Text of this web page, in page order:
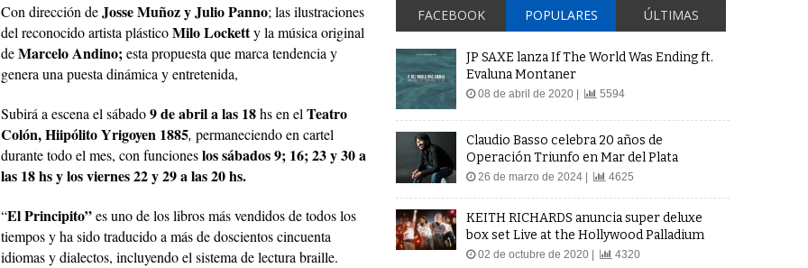
Con dirección deJosse Muñoz y Julio Panno; las ilustraciones
del reconocido artista plásticoMilo Locketty la música original
deMarcelo Andino;esta propuesta que marca tendencia y
genera una puesta dinámica y entretenida,
Subirá a escena el sábado9 de abril a las 18hs en elTeatro
Colón, Hiipólito Yrigoyen 1885, permaneciendo en cartel
durante todo el mes, con funcioneslos sábados 9; 16; 23 y 30 a
las 18 hs y los viernes 22 y 29 a las 20 hs.
“El Principito”es uno de los libros más vendidos de todos los
tiempos y ha sido traducido a más de doscientos cincuenta
idiomas y dialectos, incluyendo el sistema de lectura braille.
FACEBOOK POPULARES ÚLTIMAS
JP SAXE lanza If The World Was Ending ft.
Evaluna Montaner
08 de abril de 2020 | 5594
Claudio Basso celebra 20 años de
Operación Triunfo en Mar del Plata
26 de marzo de 2024 | 4625
KEITH RICHARDS anuncia super deluxe
box set Live at the Hollywood Palladium
02 de octubre de 2020 | 4320